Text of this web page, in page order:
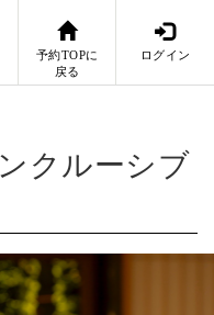
予約TOPに
戻る
ログイン
クルーシブ